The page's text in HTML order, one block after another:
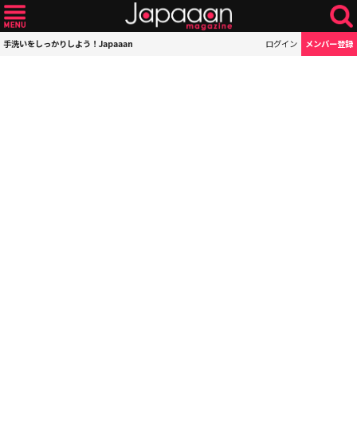
手洗いをしっかりしよう！Japaaan ログイン メンバー登録